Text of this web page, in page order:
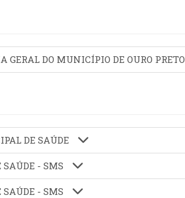
GERAL DO MUNICÍPIO DE OURO PRETO
DE SAÚDE
SAÚDE - SMS
SAÚDE - SMS